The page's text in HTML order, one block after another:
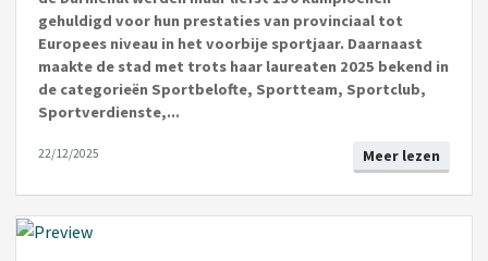
gehuldigd voor hun prestaties van provinciaal tot
Europees niveau in het voorbije sportjaar. Daarnaast
maakte de stad met trots haar laureaten 2025 bekend in
de categorieën Sportbelofte, Sportteam, Sportclub,
Sportverdienste,...
Meer lezen
22/12/2025